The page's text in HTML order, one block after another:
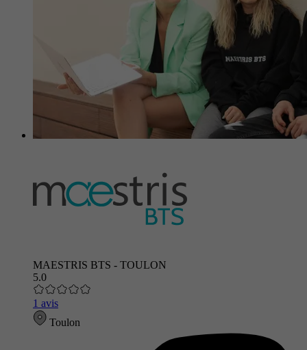
MAESTRIS BTS - TOULON
5.0
1 avis
Toulon